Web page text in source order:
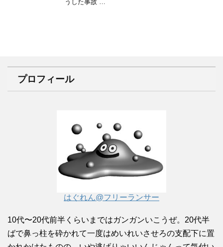
うした事故 …
プロフィール
はぐれん@フリーランサー
10代〜20代前半くらいまではガンガンいこうぜ。20代半
ばで鼻っ柱を砕かれて一度はめいれいさせろの支配下に置